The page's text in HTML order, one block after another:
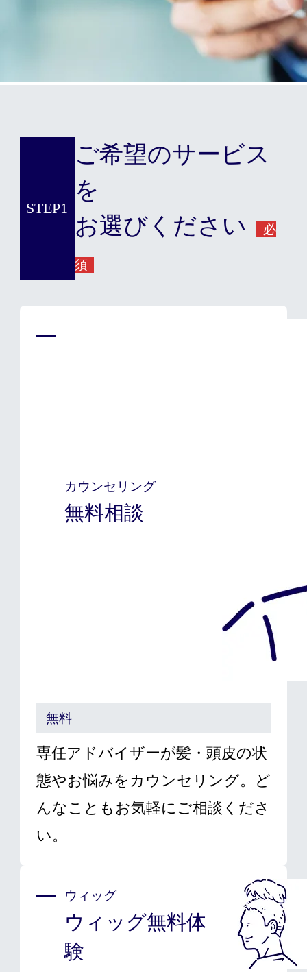
STEP1
ご希望のサービス
を
お選びください
必
須
カウンセリング
無料相談
無料
専任アドバイザーが髪・頭皮の状
態やお悩みをカウンセリング。ど
んなこともお気軽にご相談くださ
い。
ウィッグ
ウィッグ無料体
験